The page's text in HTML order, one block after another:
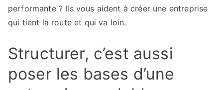
performante ? Ils vous aident à créer une entreprise
qui tient la route et qui va loin.
Structurer, c’est aussi
poser les bases d’une